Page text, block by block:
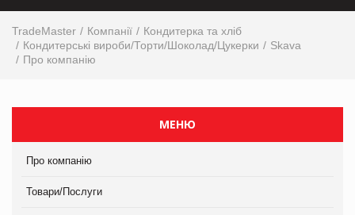
TradeMaster Компанії
Кондитерка та хліб
Кондитерські вироби/Торти/Шоколад/Цукерки
Skava
Про компанію
МЕНЮ
Про компанію
Товари/Послуги